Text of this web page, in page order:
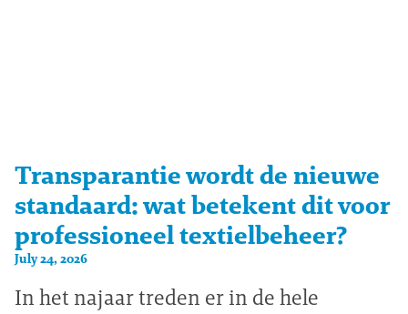
Transparantie wordt de nieuwe
standaard: wat betekent dit voor
professioneel textielbeheer?
July 24, 2026
In het najaar treden er in de hele